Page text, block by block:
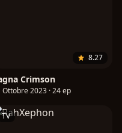
8.27
Crimson
Ottobre 2023 · 24 ep
TV